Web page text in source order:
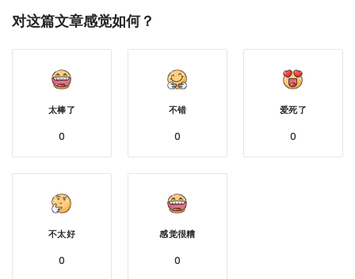
对这篇文章感觉如何？
太棒了
0
不错
0
爱死了
0
不太好
0
感觉很糟
0